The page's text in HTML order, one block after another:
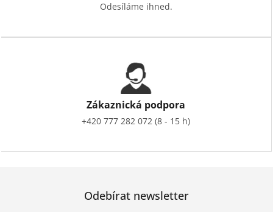
Odesíláme ihned.
Zákaznická podpora
+420 777 282 072 (8 - 15 h)
Odebírat newsletter